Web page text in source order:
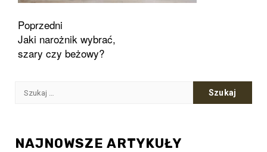
Zobacz
wpisy
Poprzedni
Jaki narożnik wybrać,
szary czy beżowy?
Szukaj:
NAJNOWSZE ARTYKUŁY